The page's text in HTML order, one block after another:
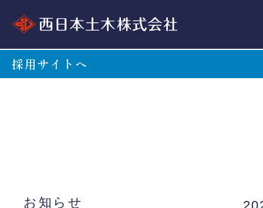
採用サイトへ
お知らせ